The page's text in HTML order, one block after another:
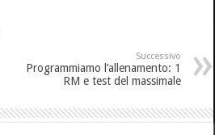
Successivo
Programmiamo l’allenamento: 1
RM e test del massimale